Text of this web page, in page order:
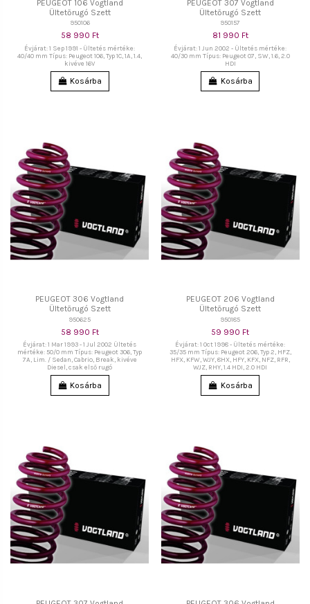
PEUGEOT 106 Vogtland
Ültetőrugó Szett
950106
58 990 Ft
Évjárat: 1 Sep 1991 - Ültetés mértéke:
40/40 mm Típus: Peugeot 106, Typ 1C, 1A, 1.4,
kivéve 16V
Kosárba
PEUGEOT 307 Vogtland
Ültetőrugó Szett
950157
81 990 Ft
Évjárat: 1 Jun 2002 - Ültetés mértéke:
40/30 mm Típus: Peugeot 07, SW, 1.6, 2.0
HDI
Kosárba
PEUGEOT 306 Vogtland
Ültetőrugó Szett
950625
58 990 Ft
Évjárat: 1 Mar 1993 - 1 Jul 2002 Ültetés
mértéke: 50/0 mm Típus: Peugeot 306, Typ
7A, Lim. / Sedan, Cabrio, Break, kivéve
Diesel, csak első rugó
Kosárba
PEUGEOT 206 Vogtland
Ültetőrugó Szett
950185
59 990 Ft
Évjárat: 1 Oct 1998 - Ültetés mértéke:
35/35 mm Típus: Peugeot 206, Typ 2, HFZ,
HFX, KFW, WJY, 8HX, HFY, KFX, NFZ, RFR,
WJZ, RHY, 1.4 HDI, 2.0 HDI
Kosárba